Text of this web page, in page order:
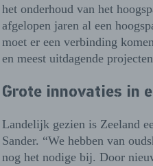
het onderhoud van het
afgelopen jaren al een
moet er een verbinding
en meest uitdagende
Grote innovaties in
Landelijk gezien is Zeeland
Sander. “We hebben van
nog het nodige bij. Door